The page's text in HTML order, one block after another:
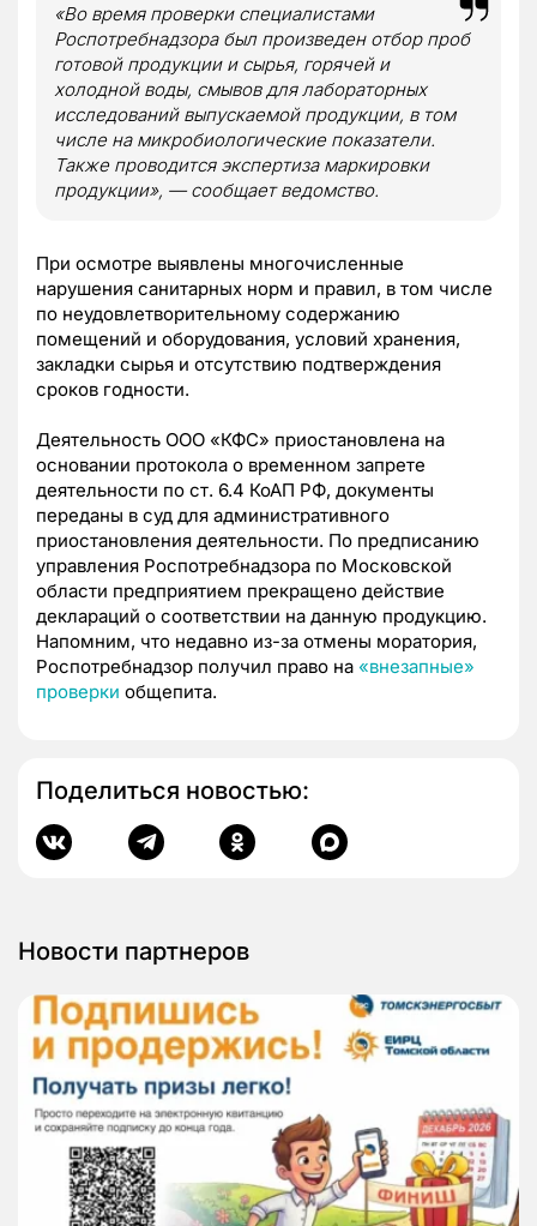
«Во время проверки специалистами
Роспотребнадзора был произведен отбор проб
готовой продукции и сырья, горячей и
холодной воды, смывов для лабораторных
исследований выпускаемой продукции, в том
числе на микробиологические показатели.
Также проводится экспертиза маркировки
продукции», — сообщает ведомство.
При осмотре выявлены многочисленные
нарушения санитарных норм и правил, в том числе
по неудовлетворительному содержанию
помещений и оборудования, условий хранения,
закладки сырья и отсутствию подтверждения
сроков годности.
Деятельность ООО «КФС» приостановлена на
основании протокола о временном запрете
деятельности по ст. 6.4 КоАП РФ, документы
переданы в суд для административного
приостановления деятельности. По предписанию
управления Роспотребнадзора по Московской
области предприятием прекращено действие
деклараций о соответствии на данную продукцию.
Напомним, что недавно из-за отмены моратория,
Роспотребнадзор получил право на «внезапные»
проверки общепита.
Поделиться новостью:
Новости партнеров